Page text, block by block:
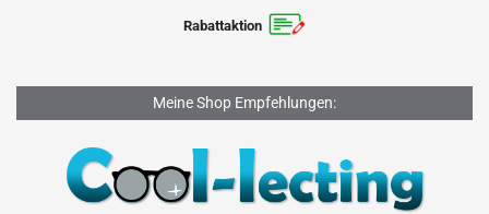
Rabattaktion
Meine Shop Empfehlungen: